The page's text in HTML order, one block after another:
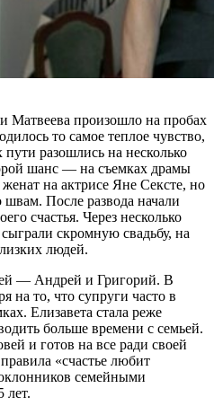
Матвеева произошло на пробах
то самое теплое чувство,
разошлись на несколько
шанс — на съемках драмы
на актрисе Яне Сексте, но
После развода начали
счастья. Через несколько
скромную свадьбу, на
людей.
— Андрей и Григорий. В
на то, что супруги часто в
Елизавета стала реже
больше времени с семьей.
и готов на все ради своей
«счастье любит
семейными
лет.